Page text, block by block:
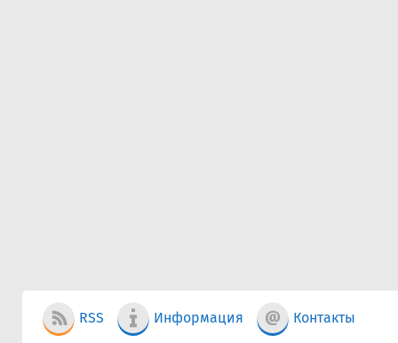
RSS Информация Контакты